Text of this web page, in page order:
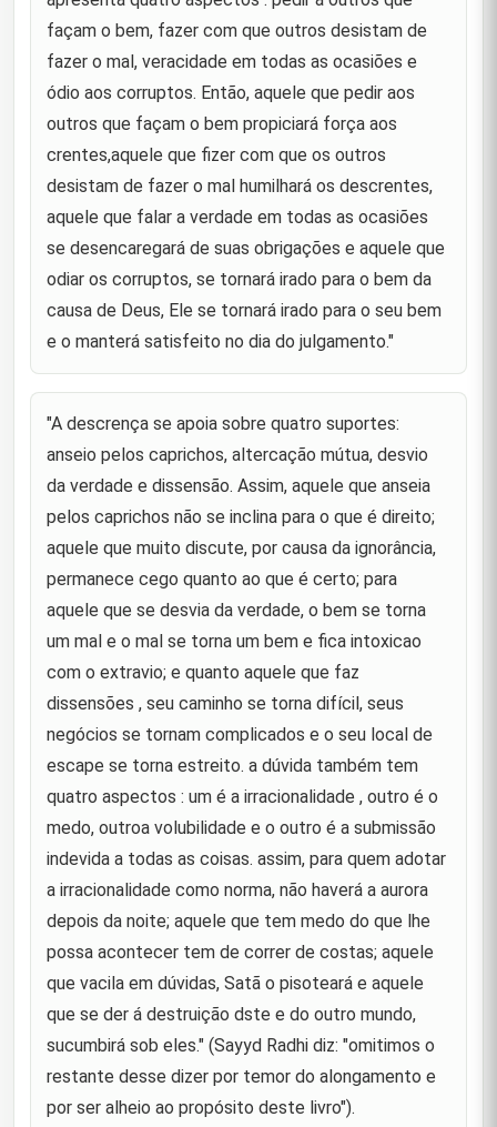
"Aquele que galopa com as rédeas soltas tropeça
na morte."
"Perdoai as falhas das pessoas de consideração,
porque quando caem no erro, Deus as ergue."
"A consequência do medo é sempre
desapontamento e da timidez , a frustração. As
oportunidades passam como as nuvens. Portanto
fazei bom uso delas."
21
"Nós temos um direito, se este nos é dado, muito
traseira do camelo( como as pessoas
despossuídas) , embora a via
vanguarda, apesar de sua linhagem."
"Darmos alívio ao sofrimento é nobre e
proporcionarmos conforto (aos que sofrem)
dificuldades significa nos purificar dos grandes
pecados."
24
"Sempre que uma pessoa oculta algo em seu
fortuitas de sua língua e das expressões do seu
semblante."
"Continuai andando na vossa doença, até que
possais."
"a melhor das abstenções é a que se oculta."
27
"quando estiverdes fugindo do mundo e a morte
estiver se aproximando, não haverá questão de
adiamento ao encontro."
28
"Temei! Temei! Por Deus, Ele tanto tem ocultado os
vossos pecados que é como se vos tivesse
29
Foi pedido a Príncipe dos Fiéis(as) que discorresse
suportes : na resignação, na convicção, na justiça e
n
30
"A descrença se apoia sobre quatro suportes:
anseio pelos caprichos, altercação mútua, desvio
façam o bem, fazer com que outros desistam de
fazer o mal, veracidade em todas as ocasiões e
ódio aos corruptos. Então, aquele que pedir aos
outros que façam o bem propiciará força aos
crentes,aquele que fizer com que os outros
desistam de fazer o mal humilhará os descrentes,
aquele que falar a verdade em todas as ocasiões
se desencaregará de suas obrigações e aquele que
odiar os corruptos, se tornará irado para o bem da
causa de Deus, Ele se tornará irado para o seu bem
e o manterá satisfeito no dia do julgamento."
"A descrença se apoia sobre quatro suportes:
anseio pelos caprichos, altercação mútua, desvio
da verdade e dissensão. Assim, aquele que anseia
pelos caprichos não se inclina para o que é direito;
aquele que muito discute, por causa da ignorância,
permanece cego quanto ao que é certo; para
aquele que se desvia da verdade, o bem se torna
um mal e o mal se torna um bem e fica intoxicao
com o extravio; e quanto aquele que faz
dissensões , seu caminho se torna difícil, seus
negócios se tornam complicados e o seu local de
escape se torna estreito. a dúvida também tem
quatro aspectos : um é a irracionalidade , outro é o
medo, outroa volubilidade e o outro é a submissão
indevida a todas as coisas. assim, para quem adotar
a irracionalidade como norma, não haverá a aurora
depois da noite; aquele que tem medo do que lhe
possa acontecer tem de correr de costas; aquele
que vacila em dúvidas, Satã o pisoteará e aquele
que se der á destruição dste e do outro mundo,
sucumbirá sob eles." (Sayyd Radhi diz: "omitimos o
restante desse dizer por temor do alongamento e
por ser alheio ao propósito deste livro").